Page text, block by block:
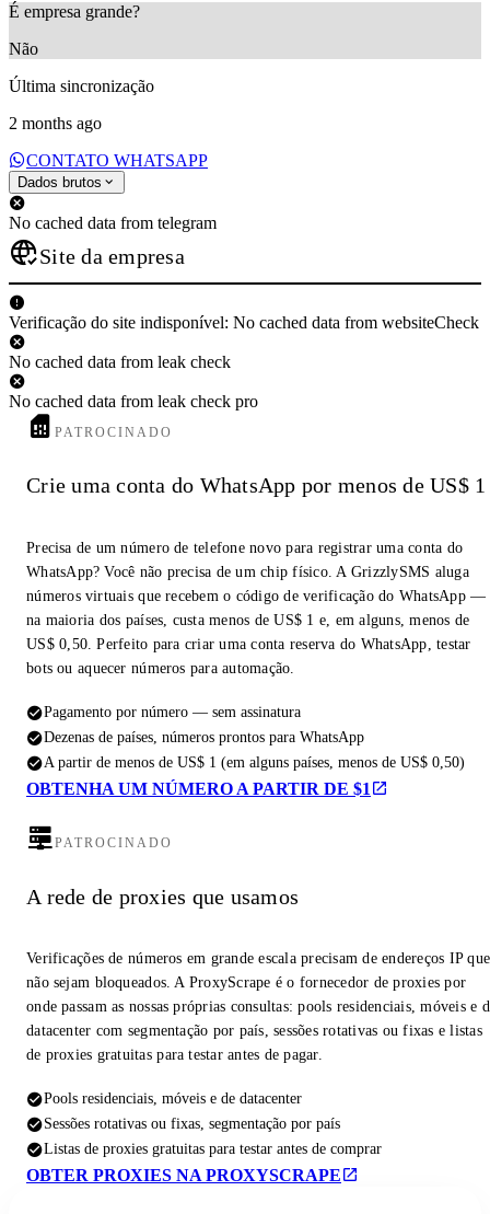
É empresa grande?
Não
Última sincronização
2 months ago
CONTATO WHATSAPP
Dados brutos
No cached data from telegram
Site da empresa
Verificação do site indisponível: No cached data from websiteCheck
No cached data from leak check
No cached data from leak check pro
PATROCINADO
Crie uma conta do WhatsApp por menos de US$ 1
Precisa de um número de telefone novo para registrar uma conta do
WhatsApp? Você não precisa de um chip físico. A GrizzlySMS aluga
números virtuais que recebem o código de verificação do WhatsApp —
na maioria dos países, custa menos de US$ 1 e, em alguns, menos de
US$ 0,50. Perfeito para criar uma conta reserva do WhatsApp, testar
bots ou aquecer números para automação.
Pagamento por número — sem assinatura
Dezenas de países, números prontos para WhatsApp
A partir de menos de US$ 1 (em alguns países, menos de US$ 0,50)
OBTENHA UM NÚMERO A PARTIR DE $1
PATROCINADO
A rede de proxies que usamos
Verificações de números em grande escala precisam de endereços IP que
não sejam bloqueados. A ProxyScrape é o fornecedor de proxies por
onde passam as nossas próprias consultas: pools residenciais, móveis e
datacenter com segmentação por país, sessões rotativas ou fixas e listas
de proxies gratuitas para testar antes de pagar.
Pools residenciais, móveis e de datacenter
Sessões rotativas ou fixas, segmentação por país
Listas de proxies gratuitas para testar antes de comprar
OBTER PROXIES NA PROXYSCRAPE